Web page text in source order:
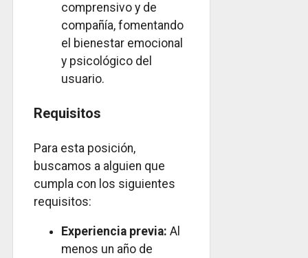
comprensivo y de
compañía, fomentando
el bienestar emocional
y psicológico del
usuario.
Requisitos
Para esta posición,
buscamos a alguien que
cumpla con los siguientes
requisitos:
Experiencia previa: Al
menos un año de